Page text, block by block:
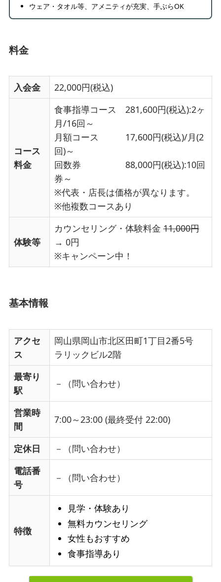
ウェア・タオル等、アメニティが充実、手ぶらOK
料金
入会金 22,000円(税込)
コース
料金
食事指導コース 281,600円(税込):2ヶ
月/16回～
月額コース 17,600円(税込)/月(2
回)～
回数券 88,000円(税込):10回
券～
※代表・店長は価格が異なります。
※他複数コースあり
体験等
カウンセリング・体験料金11,000円
→ 0円
※キャンペーン中！
基本情報
アクセ
ス
岡山県岡山市北区田町1丁目2番5号
ラリックビル2階
最寄り
駅
－（問い合わせ）
営業時
間
7:00～23:00 (最終受付 22:00)
定休日
－（問い合わせ）
電話番
号
－（問い合わせ）
特徴
見学・体験あり
無料カウンセリング
女性もおすすめ
食事指導あり